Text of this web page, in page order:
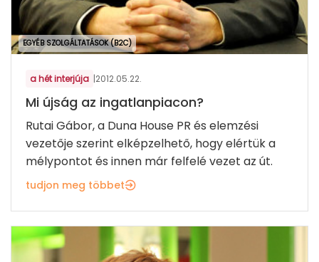
EGYÉB SZOLGÁLTATÁSOK (B2C)
a hét interjúja |2012.05.22.
Mi újság az ingatlanpiacon?
Rutai Gábor, a Duna House PR és elemzési
vezetője szerint elképzelhető, hogy elértük a
mélypontot és innen már felfelé vezet az út.
tudjon meg többet